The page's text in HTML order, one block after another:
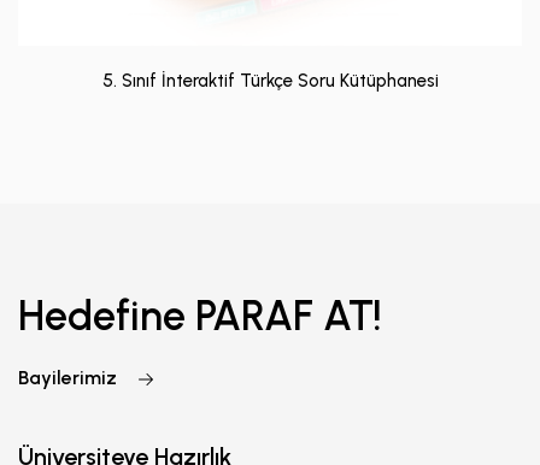
5. Sınıf İnteraktif Türkçe Soru Kütüphanesi
Hedefine PARAF AT!
Bayilerimiz
Üniversiteye Hazırlık